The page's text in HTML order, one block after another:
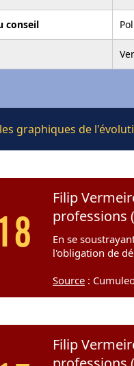
conseil
graphiques de
Filip
professions
En se
l'obligation de
Source :
Filip